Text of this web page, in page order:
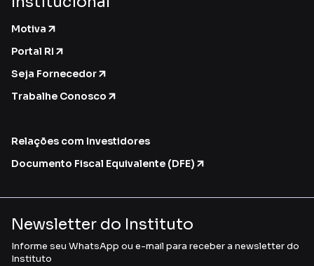
Motiva
Portal RI
Seja Fornecedor
Trabalhe Conosco
Relações com Investidores
Documento Fiscal Equivalente (DFE)
Newsletter do Instituto
Informe seu WhatsApp ou e-mail para receber a newsletter do
Instituto